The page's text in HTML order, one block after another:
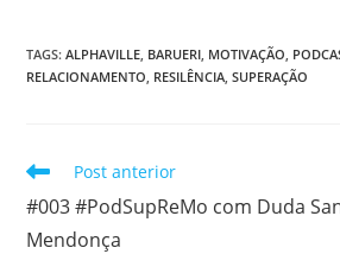
TAGS:ALPHAVILLE BARUERI MOTIVAÇÃO
RELACIONAMENTO RESILÊNCIA SUPERAÇÃO
Leia
artigos
Post anterior
#003 #PodSupReMo com Duda
Mendonça